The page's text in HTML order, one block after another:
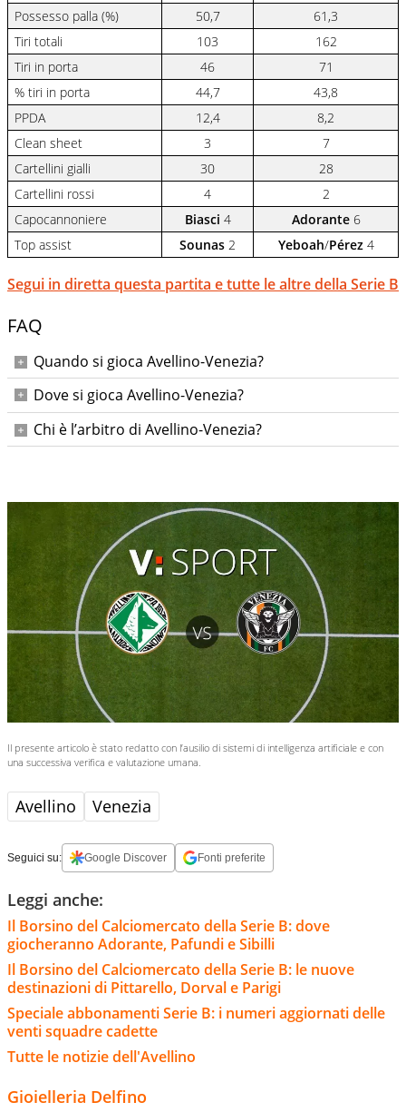
Possesso palla (%)
50,7
61,3
Tiri totali
103
162
Tiri in porta
46
71
% tiri in porta
44,7
43,8
PPDA
12,4
8,2
Clean sheet
3
7
Cartellini gialli
30
28
Cartellini rossi
4
2
Capocannoniere
Biasci 4 Adorante6
Top assist
Sounas 2 Yeboah/Pérez4
Segui in diretta questa partita e tutte le altre della Serie B
FAQ
Quando si gioca Avellino-Venezia?
Lunedì 8 dicembre 2025 alle ore 15:00.
Dove si gioca Avellino-Venezia?
Allo Stadio Partenio-Adriano Lombardi di Avellino.
Chi è l’arbitro di Avellino-Venezia?
Il presente articolo è stato redatto con l’ausilio di sistemi di intelligenza artificiale e con
una successiva verifica e valutazione umana.
Avellino Venezia
Seguici su: Google Discover Fonti preferite
Leggi anche:
Il Borsino del Calciomercato della Serie B: dove
giocheranno Adorante, Pafundi e Sibilli
Il Borsino del Calciomercato della Serie B: le nuove
destinazioni di Pittarello, Dorval e Parigi
Speciale abbonamenti Serie B: i numeri aggiornati delle
venti squadre cadette
Tutte le notizie dell'Avellino
Gioielleria Delfino